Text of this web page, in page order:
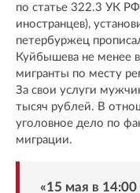
по статье 322.3 УК РФ
иностранцев),
петербуржец
Куйбышева не менее
мигранты по месту
За свои услуги
тысяч рублей. В
уголовное дело по
миграции.
«15 мая в